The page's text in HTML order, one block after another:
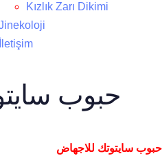
Kızlık Zarı Dikimi
İletişim
حبوب
حبوب سايتوتك للاجهاض